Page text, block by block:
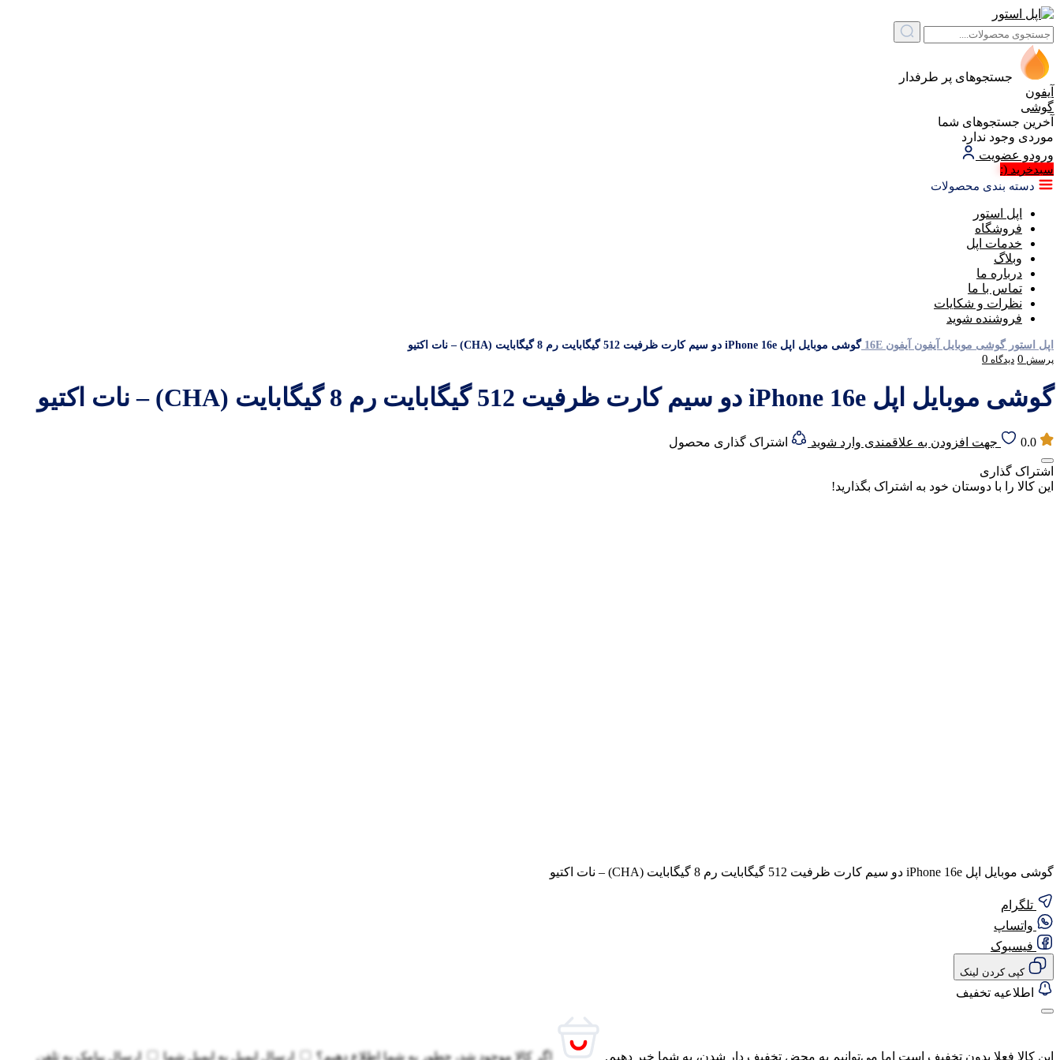
جستجوهای پر طرفدار
آیفون
گوشی
آخرین جستجوهای شما
موردی وجود ندارد
ورودو عضویت
سبد‌خرید (:
دسته بندی محصولات
اپل استور
فروشگاه
خدمات اپل
وبلاگ
درباره ما
تماس با ما
نظرات و شکایات
فروشنده شوید
اپل استور گوشی موبایل آیفون آیفون 16E گوشی موبایل اپل iPhone 16e دو سیم کارت ظرفیت 512 گیگابایت رم 8 گیگابایت (CHA) – نات اکتیو
پرسش 0 دیدگاه 0
گوشی موبایل اپل iPhone 16e دو سیم کارت ظرفیت 512 گیگابایت رم 8 گیگابایت (CHA) – نات اکتیو
0.0 جهت افزودن به علاقمندی وارد شوید اشتراک گذاری محصول
اشتراک گذاری
این کالا را با دوستان خود به اشتراک بگذارید!
گوشی موبایل اپل iPhone 16e دو سیم کارت ظرفیت 512 گیگابایت رم 8 گیگابایت (CHA) – نات اکتیو
تلگرام
واتساپ
فیسبوک
کپی کردن لینک
اطلاعیه تخفیف
این کالا فعلا بدون تخفیف است اما می‌توانیم به محض تخفیف دار شدن، به شما خبر دهیم. اگر کالا موجود شد، چطور به شما اطلاع دهیم؟ ارسال ایمیل به ایمیل شما ارسال پیامک به تلفن